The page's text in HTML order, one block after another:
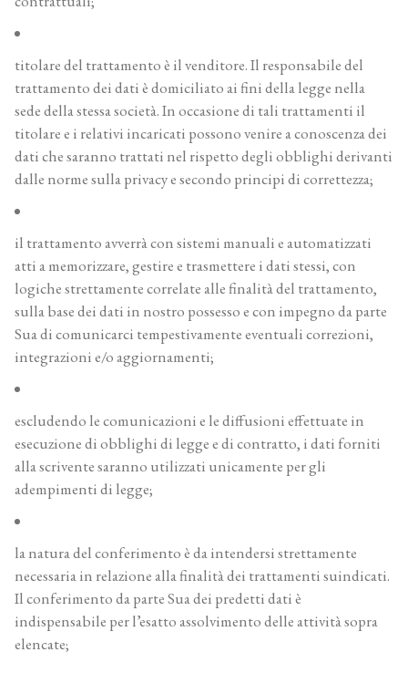
titolare del trattamento è il venditore. Il responsabile del
trattamento dei dati è domiciliato ai fini della legge nella
sede della stessa società. In occasione di tali trattamenti il
titolare e i relativi incaricati possono venire a conoscenza dei
dati che saranno trattati nel rispetto degli obblighi derivanti
dalle norme sulla privacy e secondo principi di correttezza;
il trattamento avverrà con sistemi manuali e automatizzati
atti a memorizzare, gestire e trasmettere i dati stessi, con
logiche strettamente correlate alle finalità del trattamento,
sulla base dei dati in nostro possesso e con impegno da parte
Sua di comunicarci tempestivamente eventuali correzioni,
integrazioni e/o aggiornamenti;
escludendo le comunicazioni e le diffusioni effettuate in
esecuzione di obblighi di legge e di contratto, i dati forniti
alla scrivente saranno utilizzati unicamente per gli
adempimenti di legge;
la natura del conferimento è da intendersi strettamente
necessaria in relazione alla finalità dei trattamenti suindicati.
Il conferimento da parte Sua dei predetti dati è
indispensabile per l’esatto assolvimento delle attività sopra
elencate;